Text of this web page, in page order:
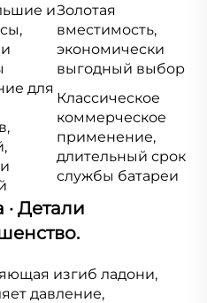
иЗолотая
вместимость,
экономически
выгодный выбор
для
Классическое
коммерческое
применение,
длительный срок
службы батареи
Детали
изгиб ладони,
давление,